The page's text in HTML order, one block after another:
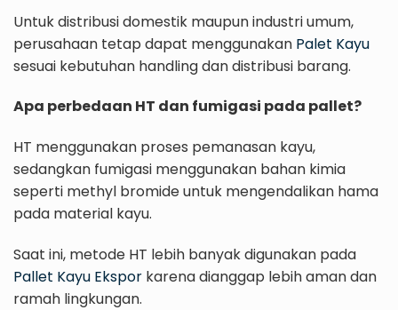
Untuk distribusi domestik maupun industri umum,
perusahaan tetap dapat menggunakan Palet Kayu
sesuai kebutuhan handling dan distribusi barang.
Apa perbedaan HT dan fumigasi pada pallet?
HT menggunakan proses pemanasan kayu,
sedangkan fumigasi menggunakan bahan kimia
seperti methyl bromide untuk mengendalikan hama
pada material kayu.
Saat ini, metode HT lebih banyak digunakan pada
Pallet Kayu Ekspor karena dianggap lebih aman dan
ramah lingkungan.